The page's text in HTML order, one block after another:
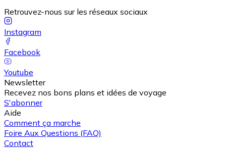
Retrouvez-nous sur les réseaux sociaux
Instagram
Facebook
Youtube
Newsletter
Recevez nos bons plans et idées de voyage
S'abonner
Aide
Comment ça marche
Foire Aux Questions (FAQ)
Contact